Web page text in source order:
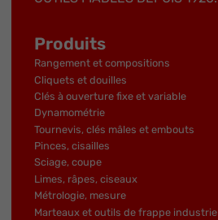
Produits
Rangement et compositions
Cliquets et douilles
Clés à ouverture fixe et variable
Dynamométrie
Tournevis, clés mâles et embouts
Pinces, cisailles
Sciage, coupe
Limes, râpes, ciseaux
Métrologie, mesure
Marteaux et outils de frappe industrie